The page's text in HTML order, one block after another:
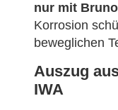
nur mit
Korrosion
beweglichen
Auszug
IWA